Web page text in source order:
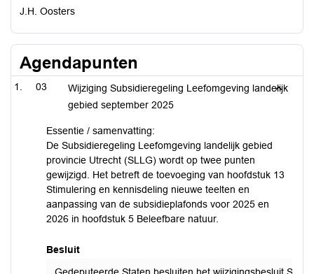
J.H. Oosters
Agendapunten
03
Wijziging Subsidieregeling Leefomgeving landelijk
gebied september 2025
Essentie / samenvatting:
De Subsidieregeling Leefomgeving landelijk gebied
provincie Utrecht (SLLG) wordt op twee punten
gewijzigd. Het betreft de toevoeging van hoofdstuk 13
Stimulering en kennisdeling nieuwe teelten en
aanpassing van de subsidieplafonds voor 2025 en
2026 in hoofdstuk 5 Beleefbare natuur.
Besluit